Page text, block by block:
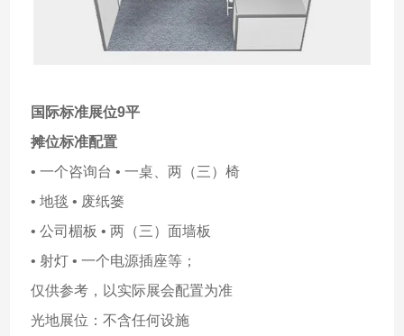
国际标准展位9平
摊位标准配置
• 一个咨询台 • 一桌、两（三）椅
• 地毯 • 废纸篓
• 公司楣板 • 两（三）面墙板
• 射灯 • 一个电源插座等；
仅供参考，以实际展会配置为准
光地展位：不含任何设施